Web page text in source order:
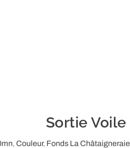
Sortie Voile
, Couleur, Fonds La Châtaigneraie